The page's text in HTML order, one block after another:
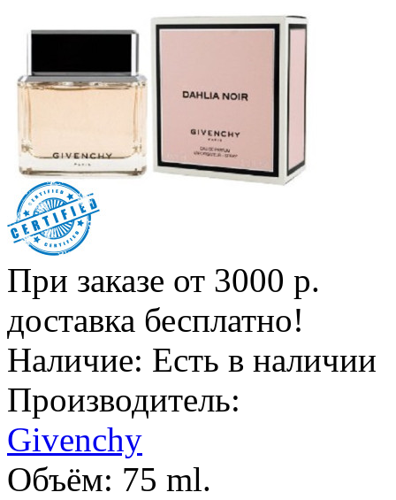
При заказе от 3000 р.
доставка бесплатно!
Наличие: Есть в наличии
Производитель:
Givenchy
Объём: 75 ml.